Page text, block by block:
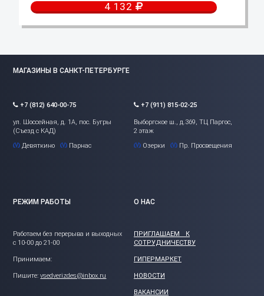
4 132
МАГАЗИНЫ В САНКТ-ПЕТЕРБУРГЕ
+7 (812) 640-00-75
ул. Шоссейная, д. 1А, пос. Бугры
(Съезд с КАД)
Девяткино
Парнас
+7 (911) 815-02-25
Выборгское ш., д.369, ТЦ Паргос,
2 этаж
Озерки
Пр. Просвещения
РЕЖИМ РАБОТЫ
Работаем без перерыва и выходных
с 10-00 до 21-00
Принимаем:
Пишите:vsedverizdes@inbox.ru
О НАС
ПРИГЛАШАЕМ К
СОТРУДНИЧЕСТВУ
ГИПЕРМАРКЕТ
НОВОСТИ
ВАКАНСИИ